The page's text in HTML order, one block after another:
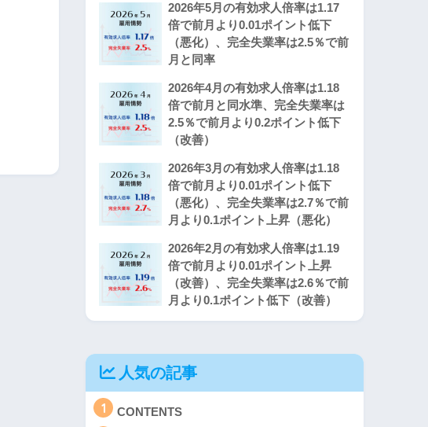
2026年5月の有効求人倍率は1.17
倍で前月より0.01ポイント低下
（悪化）、完全失業率は2.5％で前
月と同率
2026年4月の有効求人倍率は1.18
倍で前月と同水準、完全失業率は
2.5％で前月より0.2ポイント低下
（改善）
2026年3月の有効求人倍率は1.18
倍で前月より0.01ポイント低下
（悪化）、完全失業率は2.7％で前
月より0.1ポイント上昇（悪化）
2026年2月の有効求人倍率は1.19
倍で前月より0.01ポイント上昇
（改善）、完全失業率は2.6％で前
月より0.1ポイント低下（改善）
人気の記事
1 CONTENTS